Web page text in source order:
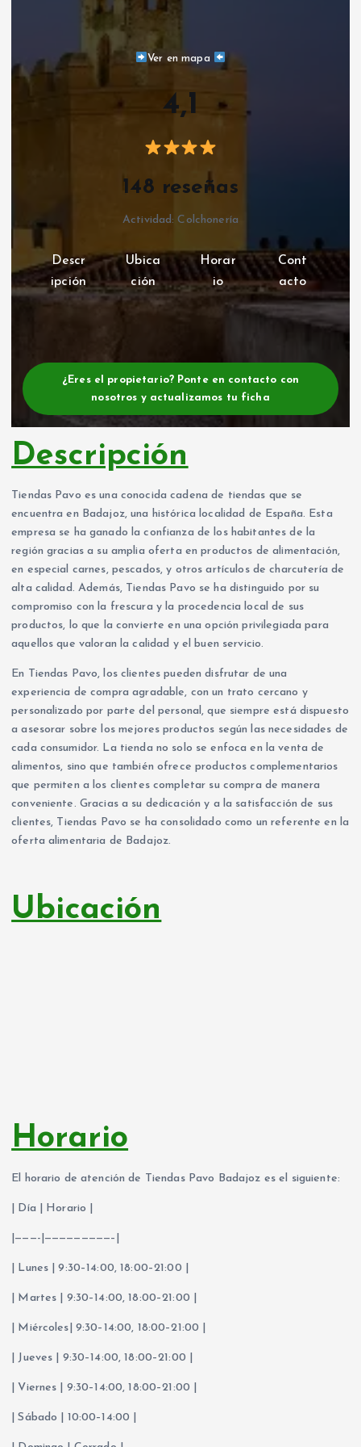
Ver en mapa
4,1
148 reseñas
Actividad: Colchonería
Descr
ipción
Ubica
ción
Horar
io
Cont
acto
¿Eres el propietario? Ponte en contacto con
nosotros y actualizamos tu ficha
Descripción
Tiendas Pavo es una conocida cadena de tiendas que se
encuentra en Badajoz, una histórica localidad de España. Esta
empresa se ha ganado la confianza de los habitantes de la
región gracias a su amplia oferta en productos de alimentación,
en especial carnes, pescados, y otros artículos de charcutería de
alta calidad. Además, Tiendas Pavo se ha distinguido por su
compromiso con la frescura y la procedencia local de sus
productos, lo que la convierte en una opción privilegiada para
aquellos que valoran la calidad y el buen servicio.
En Tiendas Pavo, los clientes pueden disfrutar de una
experiencia de compra agradable, con un trato cercano y
personalizado por parte del personal, que siempre está dispuesto
a asesorar sobre los mejores productos según las necesidades de
cada consumidor. La tienda no solo se enfoca en la venta de
alimentos, sino que también ofrece productos complementarios
que permiten a los clientes completar su compra de manera
conveniente. Gracias a su dedicación y a la satisfacción de sus
clientes, Tiendas Pavo se ha consolidado como un referente en la
oferta alimentaria de Badajoz.
Ubicación
Horario
El horario de atención de Tiendas Pavo Badajoz es el siguiente:
| Día | Horario |
|———-|—————————–|
| Lunes | 9:30–14:00, 18:00–21:00 |
| Martes | 9:30–14:00, 18:00–21:00 |
| Miércoles| 9:30–14:00, 18:00–21:00 |
| Jueves | 9:30–14:00, 18:00–21:00 |
| Viernes | 9:30–14:00, 18:00–21:00 |
| Sábado | 10:00–14:00 |